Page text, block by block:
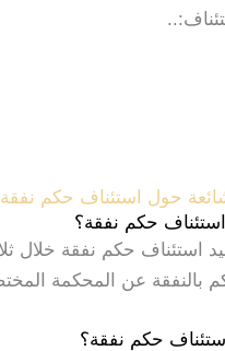
حول استئناف حكم نفقة
حكم نفقة؟
استئناف حكم نفقة خلال
بالنفقة عن المحكمة
حكم نفقة؟